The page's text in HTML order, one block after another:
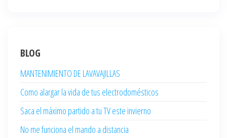
BLOG
MANTENIMIENTO DE LAVAVAJILLAS
Como alargar la vida de tus electrodomésticos
Saca el máximo partido a tu TV este invierno
No me funciona el mando a distancia